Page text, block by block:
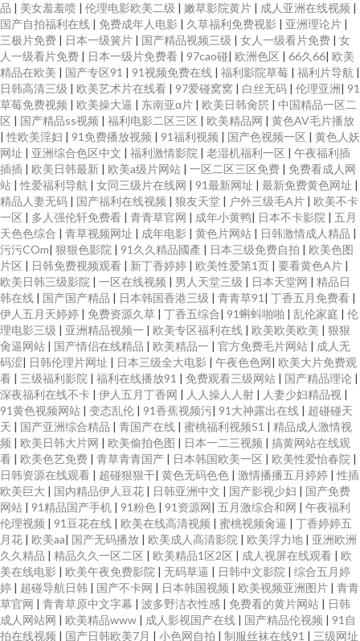
品 | 美女羞羞喷 | 伦理电影欧美二级 | 嫩草影院黄片 | 成人亚洲在线视频 |
国产自拍福利在线 | 免费成年人电影 | 久草福利免费视影 | 亚洲理论片 |
三极片免费 | 日本一级簧片 | 国产精品视频三级 | 女人一级看片免费 | 女
人一级看片免费 | 日本一级片免费看 | 97cao碰| 欧洲色区 | 66久66| 欧美
精品在欧美 | 国产专区91 | 91视频免费在线 | 福利影院草莓 | 福利片导航 |
日韩高清三级 | 欧美艺术片在线看 | 97爱碰窝窝 | 白丝无码 | 伦理亚洲| 91
草莓免费视频 | 欧美操大逼 | 东南亚α片 | 欧美日韩肏屄 | 中国精品一区二
区 | 国产精品ss视频 | 福利电影二区三区 | 欧美精品网 | 黄色AV毛片播放
|性欧美淫妇 | 91免费播放视频 | 91福利视频 | 国产色视频一区 | 黄色人妖
网址 | 亚洲综合色区中文 | 福利激情影院 | 老湿机福利一区 | 午夜福利插
插插 | 欧美日韩最新 | 欧美a级片网站 | 一区二区三区免费 | 免费看成人网
站 |性爱福利导航 | 女同三级片在线网 | 91最新网址 | 最新免费黄色网址 |
精品人妻无码 | 国产福利在线视频 | 狼友天堂 | 户外三级毛A片 | 欧美不卡
一区 | 多人强伦轩免费看 | 青青草官网 | 成年小黄鸭| 日本不卡影院 | 五月
天色色综合 | 青草视频网址 | 成年电影 | 黄色片网站 | 日韩激情成人精品 |
污污COm| 狠狠色影院 | 91久久精品國產 | 日本三级免费自拍 | 欧美色图
片区 | 日韩免费视频观看 | 新丁香婷婷 | 欧美性爱第1页 | 要看黄色A片 |
欧美日韩三级影院 | 一区在线视频 | 男人天堂三级 | 日本天堂网 | 精品日
韩在线 | 国产国产精品 | 日本韩国香港三级 | 青青草91 | 丁香五月免费看 |
伊人五月天婷婷 | 免费资源久草 | 丁香五综合| 91蝌蚪啪啪 | 乱伦家庭 | 伦
理电影三级 | 亚洲精品视频一 | 欧美专区福利在线 | 欧美欧美欧美 | 狠狠
肏逼网站 | 国产情侣在线精品 | 欧美精品一 | 官方免费毛片网站 | 成人无
码涩| 日韩伦理片网址 | 日本三级全大电影 | 午夜色色网| 欧美大片免费观
看 | 三级福利影院 | 福利在线播放91 | 免费观看三级网站 | 国产精品理论 |
深夜福利在线不卡 | 伊人五月丁香网 | 人人操人人射 | 人妻少妇精品视 |
91黄色视频网站 | 变态乱伦 | 91香蕉视频污| 91大神露出在线 | 超碰碰天
天 | 国产亚洲综合精品 | 青国产在线 | 蜜桃福利视频51 | 精品成人激情视
频 | 欧美日韩大片网 | 欧美偷拍色图 | 日本一二三视频 | 搞黄网站在线观
看 | 欧美色艺免费 | 青草青青国产 | 日本韩国欧美一区 | 欧美性爱怡春院 |
日韩资源在线观看 | 超碰狠狠干| 黄色无码色色 | 激情播播五月婷婷 |性插
欧美巨大 | 国内精品伊人豆花 | 日韩亚洲中文 | 国产影视少妇 | 国产免费
网站 | 91精品国产手机 | 91粉色 | 91资源网| 五月激综合和网 | 午夜福利
伦理视频 | 91豆花在线 | 欧美在线高清视频 | 蜜桃视频肏逼 | 丁香婷婷五
月花 | 欧美aa| 国产无码播放 | 欧美成人高清影院 | 欧美浮力地 | 亚洲欧洲
久久精品 | 精品久久一区二区 | 欧美精品1区2区 | 成人视屏在线观看 | 欧
美在线电影 | 欧美午夜免费影院 | 无码草逼 | 日韩中文影院 | 综合五月婷
婷 | 超碰导航日韩 | 国产不卡网 | 日本韩国视频 | 欧美视频亚洲图片 | 青青
草官网 | 青青草原中文字幕 | 波多野洁衣性感 | 免费看的黄片网站 | 日韩
成人网站网 | 欧美精品www | 成人影视国产在线 | 国产精品伦视频 | 91自
拍在线视频 | 国产日韩欧美7月 | 小色网自拍 | 制服丝袜在线91 | 三级网址